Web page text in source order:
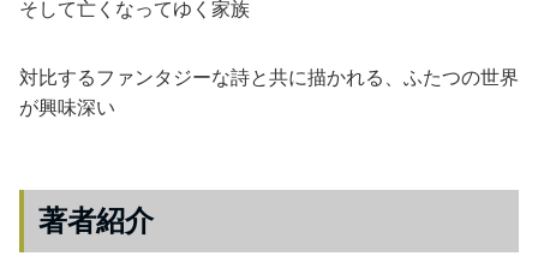
そして亡くなってゆく家族
対比するファンタジーな詩と共に描かれる、ふたつの世界
が興味深い
著者紹介